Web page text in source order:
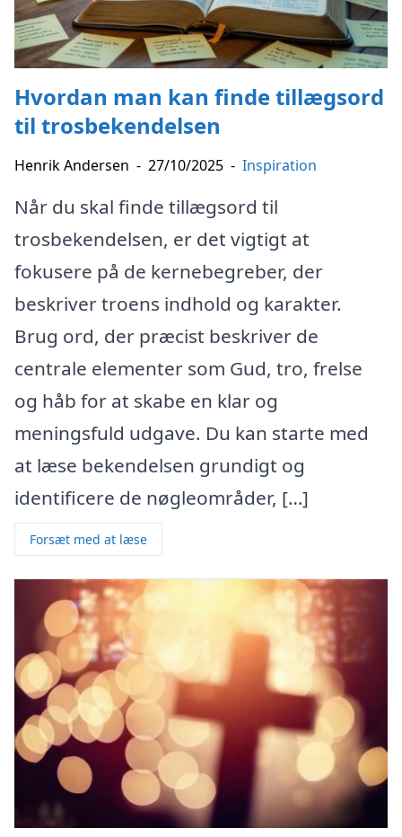
Hvordan man kan finde tillægsord
til trosbekendelsen
Henrik Andersen - 27/10/2025 - Inspiration
Når du skal finde tillægsord til
trosbekendelsen, er det vigtigt at
fokusere på de kernebegreber, der
beskriver troens indhold og karakter.
Brug ord, der præcist beskriver de
centrale elementer som Gud, tro, frelse
og håb for at skabe en klar og
meningsfuld udgave. Du kan starte med
at læse bekendelsen grundigt og
identificere de nøgleområder, […]
Forsæt med at læse